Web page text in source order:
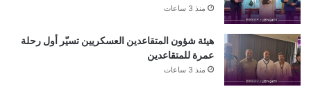
منذ 3 ساعات
هيئة شؤون المتقاعدين العسكريين تسيّر أول رحلة
عمرة للمتقاعدين
منذ 3 ساعات